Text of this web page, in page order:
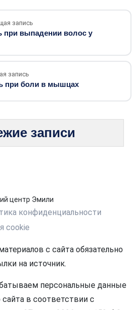
запись
при выпадении волос у
запись
при боли в мышцах
записи
центр Эмили
конфиденциальности
cookie
с сайта обязательно
на источник.
персональные данные
в соответствии с